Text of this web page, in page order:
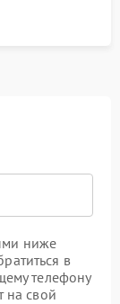
ниже
в
телефону
на свой